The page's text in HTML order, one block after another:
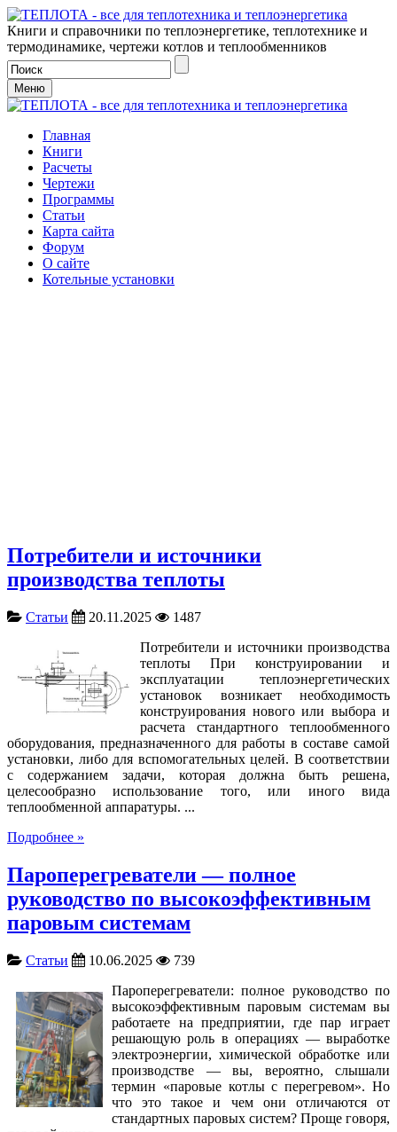
Книги и справочники по теплоэнергетике, теплотехнике и
термодинамике, чертежи котлов и теплообменников
Меню
Главная
Книги
Расчеты
Чертежи
Программы
Статьи
Карта сайта
Форум
О сайте
Котельные установки
Потребители и источники
производства теплоты
Статьи 20.11.2025
1487
Потребители и источники производства
теплоты При конструировании и
эксплуатации теплоэнергетических
установок возникает необходимость
конструирования нового или выбора и
расчета стандартного теплообменного
оборудования, предназначенного для работы в составе самой
установки, либо для вспомогательных целей. В соответствии
с содержанием задачи, которая должна быть решена,
целесообразно использование того, или иного вида
теплообменной аппаратуры. ...
Подробнее »
Пароперегреватели — полное
руководство по высокоэффективным
паровым системам
Статьи 10.06.2025
739
Пароперегреватели: полное руководство по
высокоэффективным паровым системам вы
работаете на предприятии, где пар играет
решающую роль в операциях — выработке
электроэнергии, химической обработке или
производстве — вы, вероятно, слышали
термин «паровые котлы с перегревом». Но
что это такое и чем они отличаются от
стандартных паровых систем? Проще говоря,